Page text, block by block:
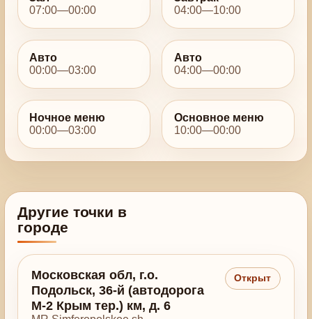
07:00—00:00
04:00—10:00
Авто
00:00—03:00
Авто
04:00—00:00
Ночное меню
00:00—03:00
Основное меню
10:00—00:00
Другие точки в
городе
Московская обл, г.о.
Подольск, 36-й (автодорога
М-2 Крым тер.) км, д. 6
Открыт